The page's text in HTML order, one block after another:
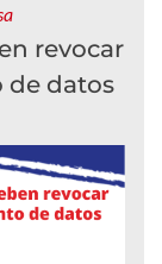
revocar
de datos